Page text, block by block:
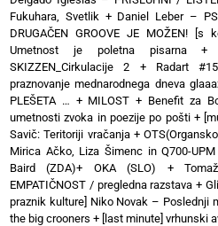
Fukuhara, Svetlik + Daniel Leber –
DRUGAČEN GROOVE JE MOŽEN! [s
Umetnost je poletna pisarna
SKIZZEN_Cirkulacije 2 + Radart
praznovanje mednarodnega dneva
PLEŠETA … + MILOST + Benefit za
umetnosti zvoka in poezije po pošti+
Savič: Teritoriji vračanja+
Mirica Ačko, Liza Šimenc in Q700-UPM
Baird (ZDA)+ OKA (SLO) +
EMPATIČNOST / pregledna razstava +
praznik kulture] Niko Novak – Poslednji
the big crooners + [last minute] vrhunski